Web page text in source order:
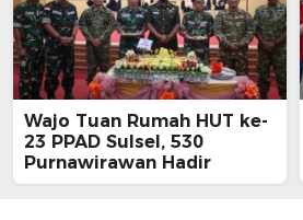
Wajo Tuan Rumah HUT ke-
23 PPAD Sulsel, 530
Purnawirawan Hadir